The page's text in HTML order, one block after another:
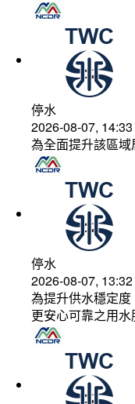
停水
2026-08-07,
為全面提升該區
停水
2026-08-07,
為提升供水穩定
更安心可靠之用水